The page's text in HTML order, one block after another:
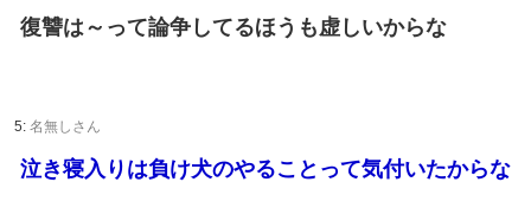
復讐は～って論争してるほうも虚しいからな
5: 名無しさん
泣き寝入りは負け犬のやることって気付いたからな